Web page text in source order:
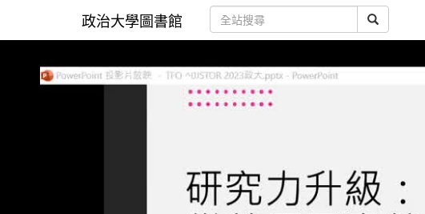
政治大學圖書館